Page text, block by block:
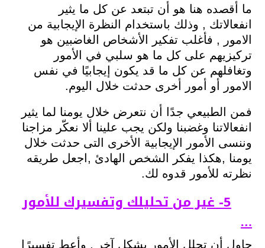
ما أقصده هنا هو أن تبتعد عن كل ما يثير
انفعالاتك , وذلك باستخدام النظرة الإيجابية من
الامور , فأغلب تفكير الأشخاص الغاضبين هو
تركيزيهم على كل ما هو سلبي في الأمور
وتغافلهم عن كل ما قد يكون إيجابيًا في نفس
الامور أو أمور أخرى حدثت خلال اليوم.
فمن الطبيعي جدًا أن نتعرض خلال يومنا لما يثير
انفعالاتنا وغضبنا ولكن يجب علينا ألا نعكّر مزاجنا
وننسى الأمور الإيجابية الأخرى التى حدثت خلال
يومنا ,هكذا يفكر الشخص الهادئ ,اجعل طريقه
نظرته للأمور قدوه لك.
5- غير من تحليلك وتفسيرك للأمور
…
حاول أن تحلل الأمور بشكل آخر , وأعط تفسيرًا